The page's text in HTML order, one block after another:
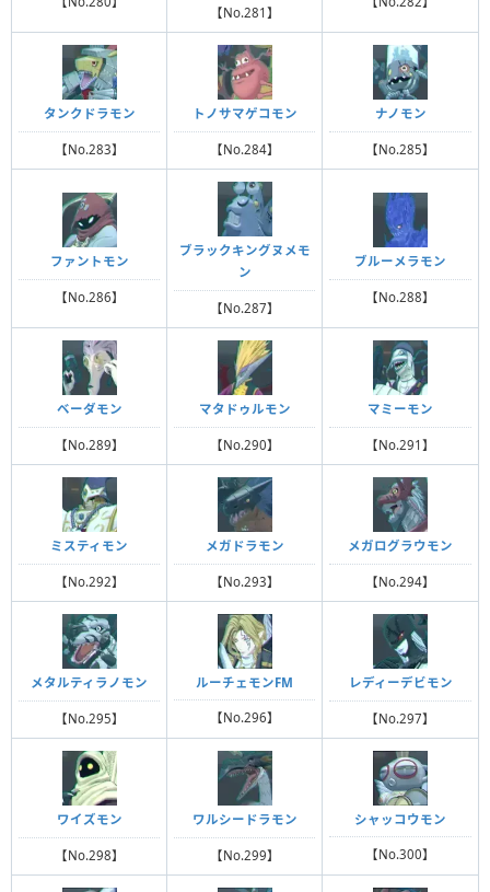
【No.281】
タンクドラモン
【No.283】
トノサマゲコモン
【No.284】
ナノモン
【No.285】
ファントモン
【No.286】
ブラックキングヌメモ
ン
【No.287】
ブルーメラモン
【No.288】
ベーダモン
【No.289】
マタドゥルモン
【No.290】
マミーモン
【No.291】
ミスティモン
【No.292】
メガドラモン
【No.293】
メガログラウモン
【No.294】
メタルティラノモン
【No.295】
ルーチェモンFM
【No.296】
レディーデビモン
【No.297】
ワイズモン
【No.298】
ワルシードラモン
【No.299】
シャッコウモン
【No.300】